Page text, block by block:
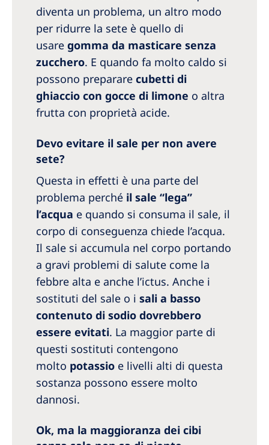
diventa un problema, un altro modo
per ridurre la sete è quello di
usare gomma da masticare senza
zucchero. E quando fa molto caldo si
possono preparare cubetti di
ghiaccio con gocce di limone o altra
frutta con proprietà acide.
Devo evitare il sale per non avere
sete?
Questa in effetti è una parte del
problema perché il sale “lega”
l’acqua e quando si consuma il sale, il
corpo di conseguenza chiede l’acqua.
Il sale si accumula nel corpo portando
a gravi problemi di salute come la
febbre alta e anche l’ictus. Anche i
sostituti del sale o i sali a basso
contenuto di sodio dovrebbero
essere evitati. La maggior parte di
questi sostituti contengono
molto potassio e livelli alti di questa
sostanza possono essere molto
dannosi.
Ok, ma la maggioranza dei cibi